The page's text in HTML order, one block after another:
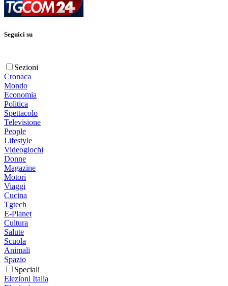
Seguici su
Sezioni
Cronaca
Mondo
Economia
Politica
Spettacolo
Televisione
People
Lifestyle
Videogiochi
Donne
Magazine
Motori
Viaggi
Cucina
Tgtech
E-Planet
Cultura
Salute
Scuola
Animali
Spazio
Speciali
Elezioni Italia